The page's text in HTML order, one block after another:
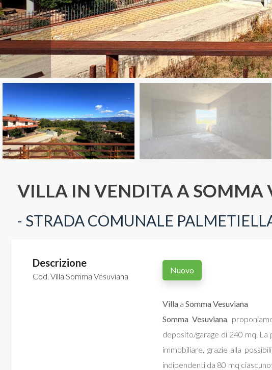
VILLA IN VENDITA A SOMMA
- STRADA COMUNALE
Descrizione
Cod. Villa Somma Vesuviana
Nuovo
Villa aSomma Vesuviana
Somma Vesuviana,
deposito/garage di 240 mq.
immobiliare, grazie alla
indipendenti da 80 mq
Tipologia
-
multiscelta
Qualsiasi
Residenziali
Commerciali